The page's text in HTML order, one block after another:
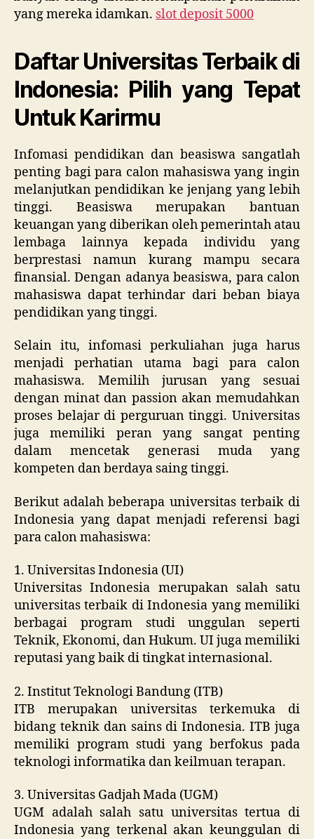
yang mereka idamkan. slot deposit 5000
Daftar Universitas Terbaik di
Indonesia: Pilih yang Tepat
Untuk Karirmu
Infomasi pendidikan dan beasiswa sangatlah
penting bagi para calon mahasiswa yang ingin
melanjutkan pendidikan ke jenjang yang lebih
tinggi. Beasiswa merupakan bantuan
keuangan yang diberikan oleh pemerintah atau
lembaga lainnya kepada individu yang
berprestasi namun kurang mampu secara
finansial. Dengan adanya beasiswa, para calon
mahasiswa dapat terhindar dari beban biaya
pendidikan yang tinggi.
Selain itu, infomasi perkuliahan juga harus
menjadi perhatian utama bagi para calon
mahasiswa. Memilih jurusan yang sesuai
dengan minat dan passion akan memudahkan
proses belajar di perguruan tinggi. Universitas
juga memiliki peran yang sangat penting
dalam mencetak generasi muda yang
kompeten dan berdaya saing tinggi.
Berikut adalah beberapa universitas terbaik di
Indonesia yang dapat menjadi referensi bagi
para calon mahasiswa:
1. Universitas Indonesia (UI)
Universitas Indonesia merupakan salah satu
universitas terbaik di Indonesia yang memiliki
berbagai program studi unggulan seperti
Teknik, Ekonomi, dan Hukum. UI juga memiliki
reputasi yang baik di tingkat internasional.
2. Institut Teknologi Bandung (ITB)
ITB merupakan universitas terkemuka di
bidang teknik dan sains di Indonesia. ITB juga
memiliki program studi yang berfokus pada
teknologi informatika dan keilmuan terapan.
3. Universitas Gadjah Mada (UGM)
UGM adalah salah satu universitas tertua di
Indonesia yang terkenal akan keunggulan di